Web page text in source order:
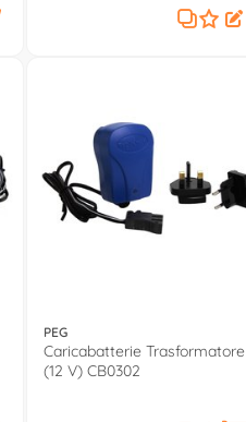
PEG
Caricabatterie Trasformatore
(12 V) CB0302